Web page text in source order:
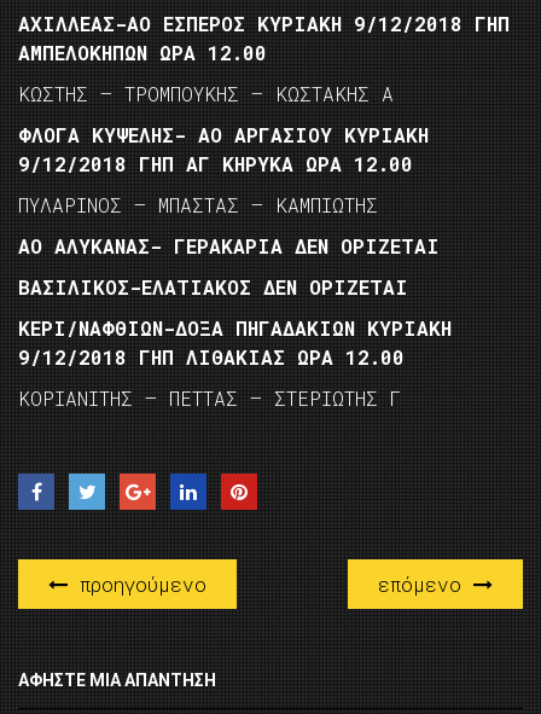
ΑΧΙΛΛΕΑΣ-ΑΟ ΕΣΠΕΡΟΣ ΚΥΡΙΑΚΗ 9/12/2018 ΓΗΠ
ΑΜΠΕΛΟΚΗΠΩΝ ΩΡΑ 12.00
ΚΩΣΤΗΣ – ΤΡΟΜΠΟΥΚΗΣ – ΚΩΣΤΑΚΗΣ Α
ΦΛΟΓΑ ΚΥΨΕΛΗΣ- ΑΟ ΑΡΓΑΣΙΟΥ ΚΥΡΙΑΚΗ
9/12/2018 ΓΗΠ ΑΓ ΚΗΡΥΚΑ ΩΡΑ 12.00
ΠΥΛΑΡΙΝΟΣ – ΜΠΑΣΤΑΣ – ΚΑΜΠΙΩΤΗΣ
ΑΟ ΑΛΥΚΑΝΑΣ- ΓΕΡΑΚΑΡΙΑ ΔΕΝ ΟΡΙΖΕΤΑΙ
ΒΑΣΙΛΙΚΟΣ-ΕΛΑΤΙΑΚΟΣ ΔΕΝ ΟΡΙΖΕΤΑΙ
ΚΕΡΙ/ΝΑΦΘΙΩΝ-ΔΟΞΑ ΠΗΓΑΔΑΚΙΩΝ ΚΥΡΙΑΚΗ
9/12/2018 ΓΗΠ ΛΙΘΑΚΙΑΣ ΩΡΑ 12.00
ΚΟΡΙΑΝΙΤΗΣ – ΠΕΤΤΑΣ – ΣΤΕΡΙΩΤΗΣ Γ
προηγούμενο επόμενο
ΑΦΉΣΤΕ ΜΙΑ ΑΠΆΝΤΗΣΗ